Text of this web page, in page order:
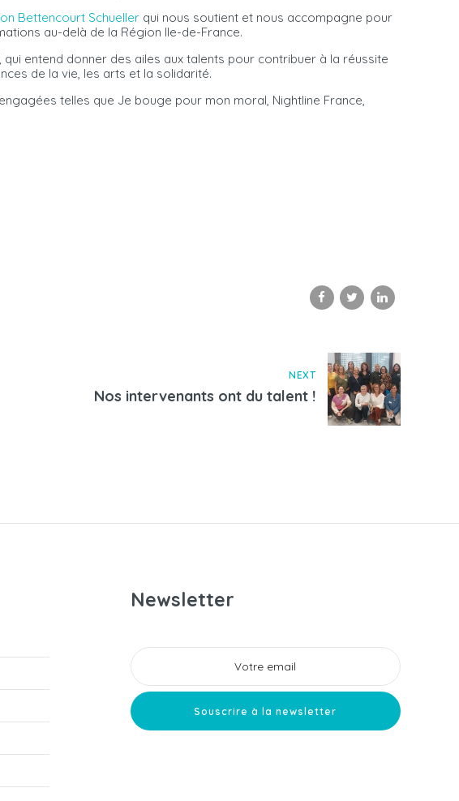
Bettencourt Schueller qui nous soutient et nous accompagne pour
au-delà de la Région Ile-de-France.
entend donner des ailes aux talents pour contribuer à la réussite
de la vie, les arts et la solidarité.
telles que Je bouge pour mon moral, Nightline France,
NEXT
Nos intervenants ont du talent !
Newsletter